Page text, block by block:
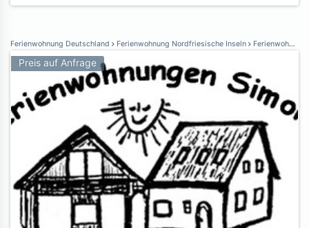
Ferienwohnung Deutschland Ferienwohnung Nordfriesische Inseln Ferienwohnung Föhr
Preis auf Anfrage